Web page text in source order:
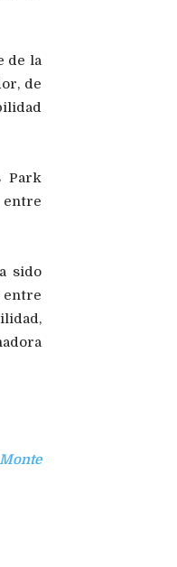
de la
de
Park
entre
sido
entre